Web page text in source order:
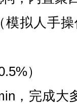
模拟人手
）
，完成大